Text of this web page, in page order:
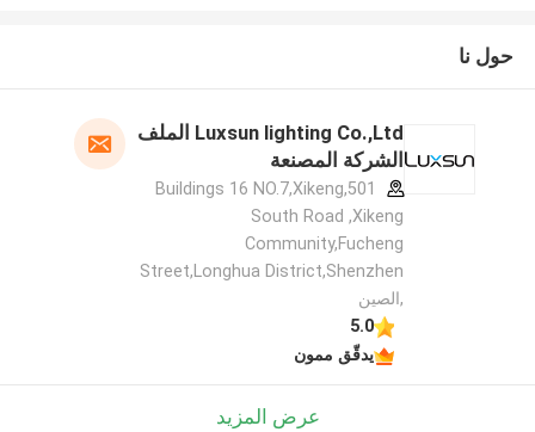
حول نا
Luxsun lighting Co.,Ltd الملف
الشركة المصنعة
501,Buildings 16 NO.7,Xikeng
South Road ,Xikeng
Community,Fucheng
Street,Longhua District,Shenzhen
,الصين
5.0
يدقّق ممون
عرض المزيد